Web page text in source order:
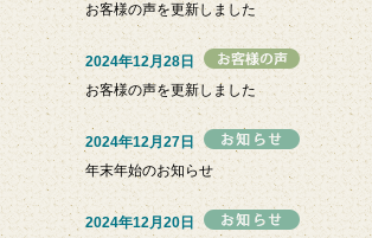
お客様の声を更新しました
2024年12月28日
お客様の声を更新しました
2024年12月27日
年末年始のお知らせ
2024年12月20日